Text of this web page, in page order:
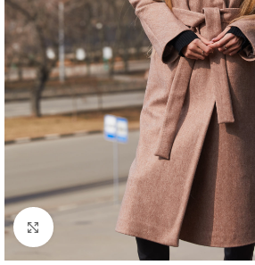
Натисніть, щоб збільшити